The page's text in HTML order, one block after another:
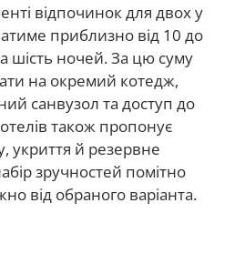
відпочинок для двох у
приблизно від 10 до
шість ночей. За цю суму
на окремий котедж,
санвузол та доступ до
також пропонує
укриття й резервне
зручностей помітно
від обраного варіанта.